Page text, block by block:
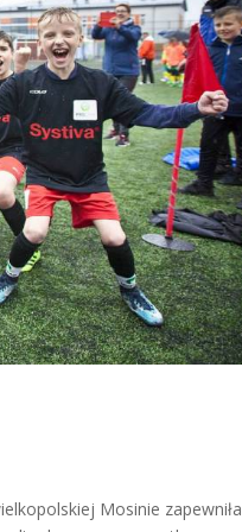
Mosinie zapewniła